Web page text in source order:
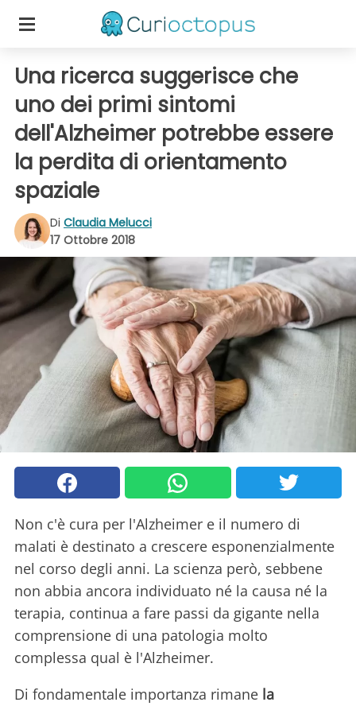
Una ricerca suggerisce che
uno dei primi sintomi
dell'Alzheimer potrebbe essere
la perdita di orientamento
spaziale
Di Claudia Melucci
17 Ottobre 2018
Non c'è cura per l'Alzheimer e il numero di
malati è destinato a crescere esponenzialmente
nel corso degli anni. La scienza però, sebbene
non abbia ancora individuato né la causa né la
terapia, continua a fare passi da gigante nella
comprensione di una patologia molto
complessa qual è l'Alzheimer.
Di fondamentale importanza rimane la